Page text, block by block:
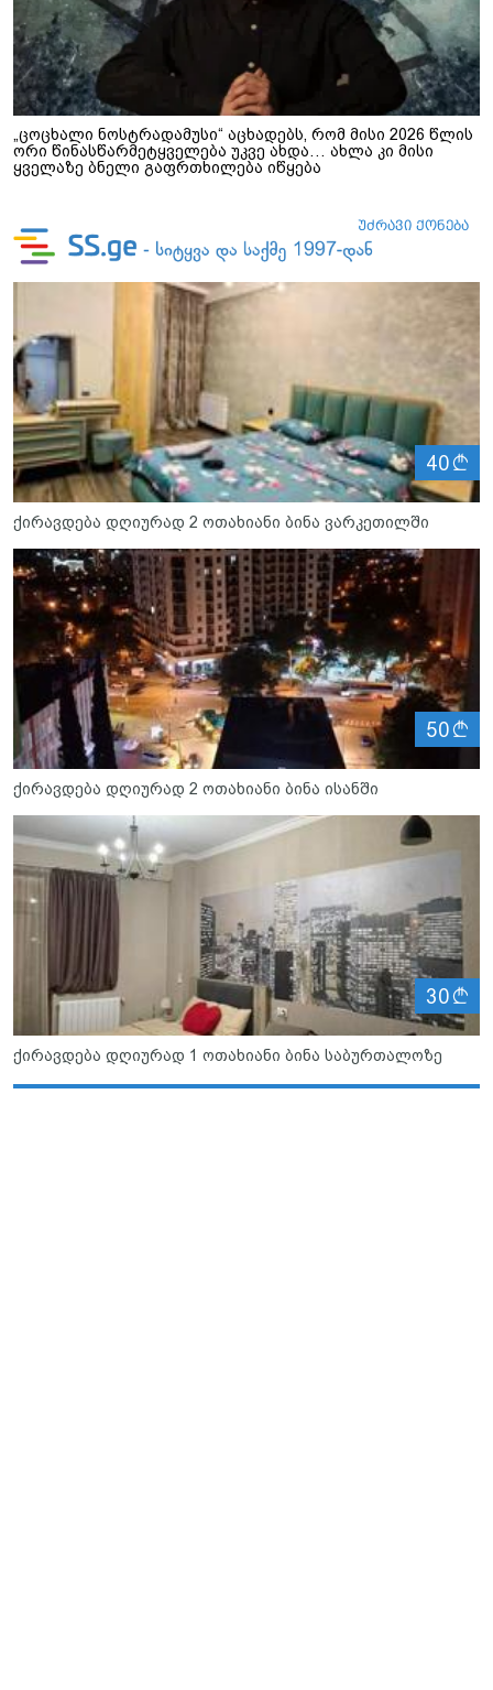
„ცოცხალი ნოსტრადამუსი“ აცხადებს, რომ მისი 2026 წლის
ორი წინასწარმეტყველება უკვე ახდა… ახლა კი მისი
ყველაზე ბნელი გაფრთხილება იწყება
40
ქირავდება დღიურად 2 ოთახიანი ბინა ვარკეთილში
50
ქირავდება დღიურად 2 ოთახიანი ბინა ისანში
30
ქირავდება დღიურად 1 ოთახიანი ბინა საბურთალოზე